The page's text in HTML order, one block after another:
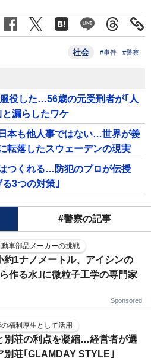
社会 #事件 #警察
役した…56歳の元受刑者が｢人
漏らしたワケ
本も他人事ではない…世界が羨
転落したスウェーデンの現実
つくれる…防犯のプロが伝授
3つの対策｣
#警察の記事
車部品メーカーの挑戦
約1ナノメートル、アイシンの
作る水｣に微粒子工学の専門家
Sponsored
福利厚生として活用
別荘の利点を凝縮…経営者が選
別荘｢GLAMDAY STYLE｣